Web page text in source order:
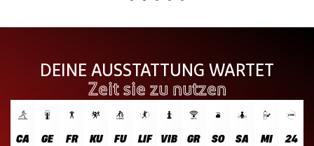
DEINE AUSSTATTUNG WARTET
Zeit sie zu nutzen
CA
GE
FR
KU
FU
LIF
VIB
GR
SO
SA
MI
24